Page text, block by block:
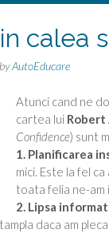
calea
byAutoEducare
Atunci cand ne
cartea lui
Confidence) sunt
1. Planificarea
mici. Este la fel
toata felia ne-am
2. Lipsa
daca am